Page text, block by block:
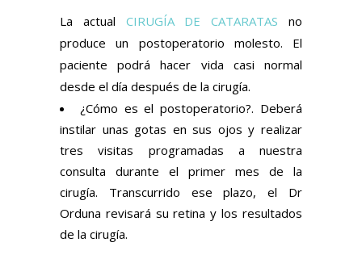
La actual CIRUGÍA DE CATARATAS no
produce un postoperatorio molesto. El
paciente podrá hacer vida casi normal
desde el día después de la cirugía.
¿Cómo es el postoperatorio?. Deberá
instilar unas gotas en sus ojos y realizar
tres visitas programadas a nuestra
consulta durante el primer mes de la
cirugía. Transcurrido ese plazo, el Dr
Orduna revisará su retina y los resultados
de la cirugía.